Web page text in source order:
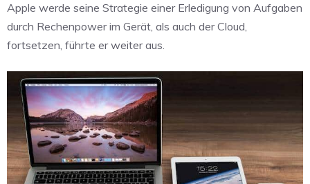
Apple werde seine Strategie einer Erledigung von Aufgaben
durch Rechenpower im Gerät, als auch der Cloud,
fortsetzen, führte er weiter aus.